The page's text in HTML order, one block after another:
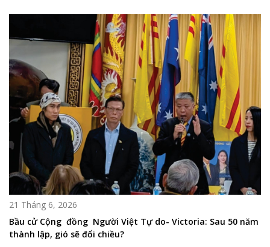
21 Tháng 6, 2026
Bầu cử Cộng đồng Người Việt Tự do- Victoria: Sau 50 năm
thành lập, gió sẽ đổi chiều?